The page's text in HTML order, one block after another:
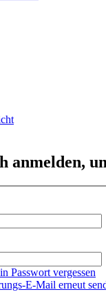
anmelden,
Passwort vergessen
E-Mail erneut